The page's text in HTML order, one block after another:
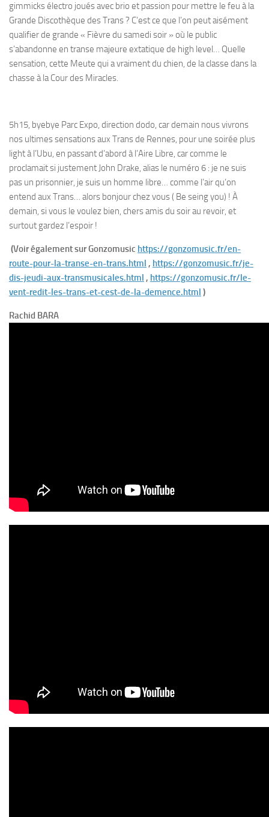
gimmicks électro joués avec brio et passion pour mettre le feu à la
Grande Discothèque des Trans ? C’est ce que l’on peut aisément
qualifier de grande « Fièvre du samedi soir » où le public
s’abandonne en transe majeure extatique de high level… Quelle
sensation, cette Meute qui a vraiment du chien, de la classe dans la
chasse à la Cour des Miracles.
5h15, byebye Parc Expo, direction dodo, car demain nous vivrons
nos ultimes sensations aux Trans de Rennes, pour une soirée plus
light à l’Ubu, en passant d’abord à l’Aire Libre, car comme le
proclamait si justement John Drake, alias le numéro 6 : je ne suis
pas un prisonnier, je suis un homme libre… comme l’air qu’on
entend aux Trans… alors bonjour chez vous ( Be seing you) ! À
demain, si vous le voulez bien, chers amis du soir au revoir, et
surtout gardez l’espoir !
(Voir également sur Gonzomusic https://gonzomusic.fr/en-
route-pour-la-transe-en-trans.html , https://gonzomusic.fr/je-
dis-jeudi-aux-transmusicales.html , https://gonzomusic.fr/le-
vent-redit-les-trans-et-cest-de-la-demence.html )
Rachid BARA